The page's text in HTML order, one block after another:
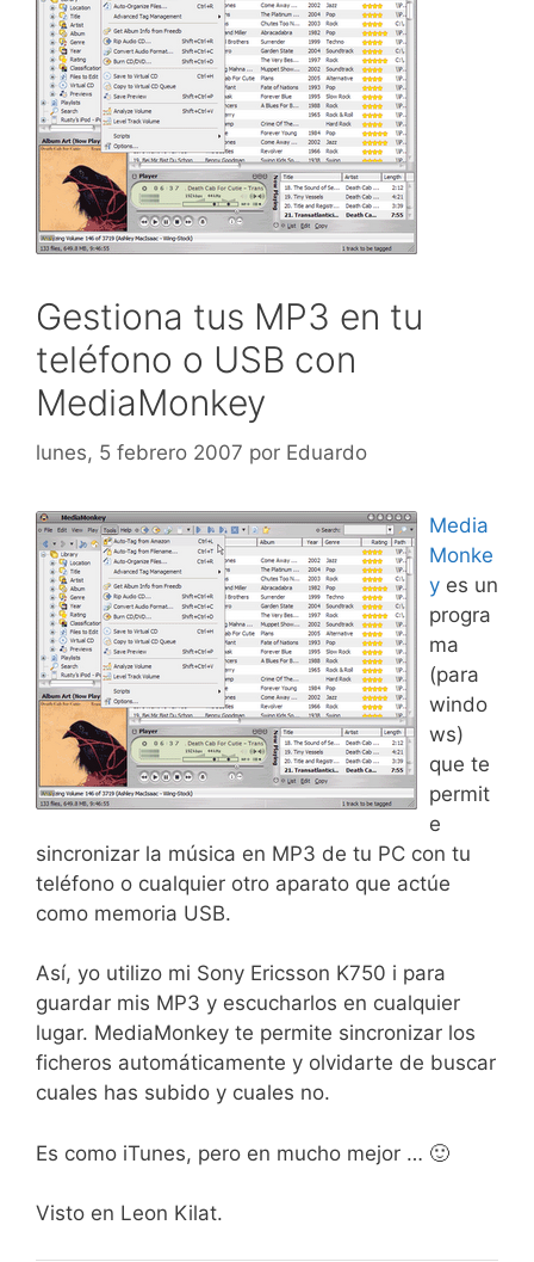
Gestiona tus MP3 en tu
teléfono o USB con
MediaMonkey
lunes, 5 febrero 2007 por Eduardo
Media
Monke
y es un
progra
ma
(para
windo
ws)
que te
permit
e
sincronizar la música en MP3 de tu PC con tu
teléfono o cualquier otro aparato que actúe
como memoria USB.
Así, yo utilizo mi Sony Ericsson K750 i para
guardar mis MP3 y escucharlos en cualquier
lugar. MediaMonkey te permite sincronizar los
ficheros automáticamente y olvidarte de buscar
cuales has subido y cuales no.
Es como iTunes, pero en mucho mejor … 🙂
Visto en Leon Kilat.